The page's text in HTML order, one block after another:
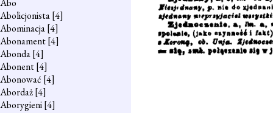
Abo
Abolicjonista[4]
Abominacja[4]
Abonament[4]
Abonda[4]
Abonent[4]
Abonować [4]
Abordaż[4]
Aborygieni[4]